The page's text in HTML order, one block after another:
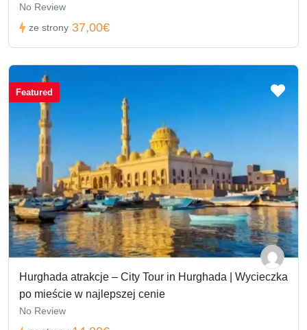
No Review
ze strony 37,00€
Featured
Hurghada atrakcje – City Tour in Hurghada | Wycieczka
po mieście w najlepszej cenie
No Review